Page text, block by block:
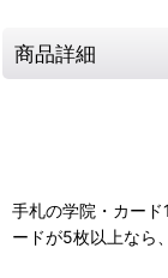
商品詳細
手札の学院・カー
ードが5枚以上なら